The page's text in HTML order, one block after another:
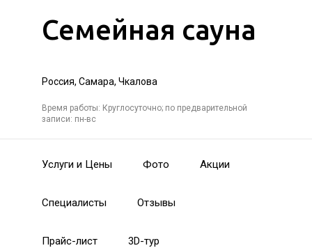
Семейная сауна
Россия, Самара, Чкалова
Время работы: Круглосуточно; по предварительной
записи: пн-вс
Услуги и Цены Фото Акции
Специалисты Отзывы
Прайс-лист 3D-тур